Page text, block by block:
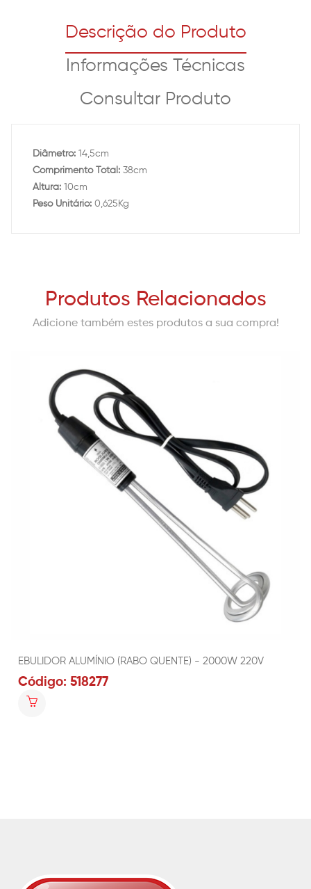
Descrição do Produto
Informações Técnicas
Consultar Produto
Diâmetro: 14,5cm
Comprimento Total: 38cm
Altura: 10cm
Peso Unitário: 0,625Kg
Produtos Relacionados
Adicione também estes produtos a sua compra!
EBULIDOR ALUMÍNIO (RABO QUENTE) - 2000W 220V
Código: 518277